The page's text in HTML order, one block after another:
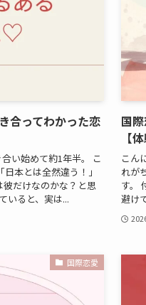
合ってわかった恋
い始めて約1年半。 こ
本とは全然違う！」
だけなのかな？と思
いると、実は...
国
【
こん
れが
す。
避け
国際恋愛